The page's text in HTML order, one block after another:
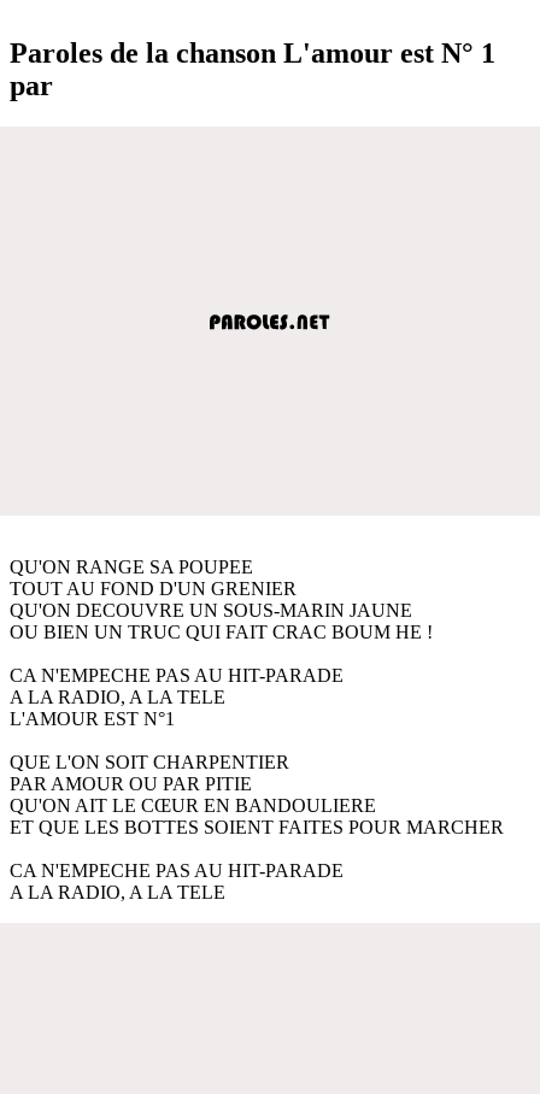
Paroles de la chanson L'amour est N° 1
par
QU'ON RANGE SA POUPEE
TOUT AU FOND D'UN GRENIER
QU'ON DECOUVRE UN SOUS-MARIN JAUNE
OU BIEN UN TRUC QUI FAIT CRAC BOUM HE !
CA N'EMPECHE PAS AU HIT-PARADE
A LA RADIO, A LA TELE
L'AMOUR EST N°1
QUE L'ON SOIT CHARPENTIER
PAR AMOUR OU PAR PITIE
QU'ON AIT LE CŒUR EN BANDOULIERE
ET QUE LES BOTTES SOIENT FAITES POUR MARCHER
CA N'EMPECHE PAS AU HIT-PARADE
A LA RADIO, A LA TELE